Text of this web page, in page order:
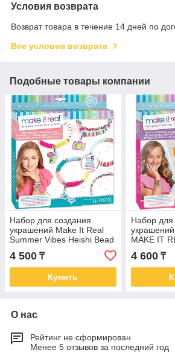
Условия возврата
Возврат товара в течение 14 дней по
Все условия возврата
Подобные товары компании
Набор для создания
украшений Make It Real
Summer Vibes Heishi Bead
Bracelets
4 500 ₸
Купить
Набор для
MAKE IT
Rainbow
4 600₸
О нас
Рейтинг не сформирован
Менее 5 отзывов за последний год